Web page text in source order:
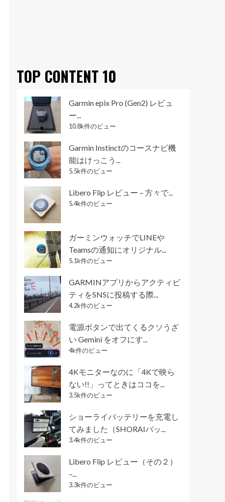
TOP CONTENT 10
Garmin epix Pro (Gen2) レビュ
ー...
10.8k件のビュー
Garmin Instinctのコースナビ機
能はけっこう...
5.5k件のビュー
Libero Flip レビュー – 方々で...
5.4k件のビュー
ガーミンウォッチでLINEや
Teamsの通知にオリジナル...
5.1k件のビュー
GARMINアプリからアクティビ
ティをSNSに投稿する際...
4.2k件のビュー
電源ボタンで出てくるクソうざ
い Gemini をオフにす...
4k件のビュー
4Kモニターなのに「4Kで映ら
ない!!」ってときはココを...
3.5k件のビュー
ショーライバッテリーを充電し
てみました（SHORAIバッ...
3.4k件のビュー
Libero Flip レビュー（その２）
–...
3.3k件のビュー